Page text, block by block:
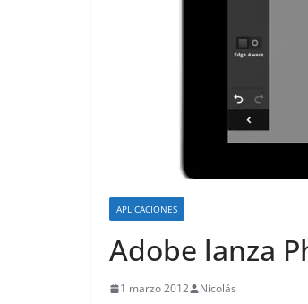
APLICACIONES
Adobe lanza
1 marzo 2012 Nicolás